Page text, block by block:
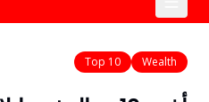
Wealth
Top 10